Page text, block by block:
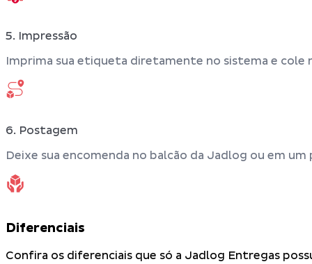
5. Impressão
Imprima sua etiqueta diretamente no sistema e cole
6. Postagem
Deixe sua encomenda no balcão da Jadlog ou em
Diferenciais
Confira os diferenciais que só a Jadlog Entregas